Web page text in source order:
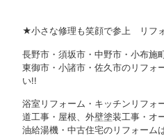
★小さな修理も笑顔で参上 リフ
長野市・須坂市・中野市・小布施
東御市・小諸市・佐久市のリフォ
い!!
浴室リフォーム・キッチンリフォ
道工事・屋根、外壁塗装工事・オ
油給湯機・中古住宅のリフォーム